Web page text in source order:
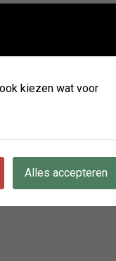
door een team
van Rotterdam,
en ervaring behoort
kiezen wat voor
Alles accepteren